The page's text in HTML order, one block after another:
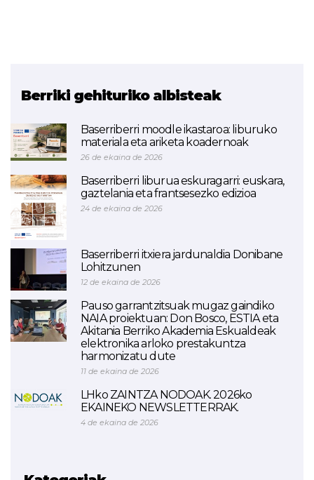
Berriki gehituriko albisteak
Baserriberri moodle ikastaroa: liburuko
materiala eta ariketa koadernoak
26 de ekaina de 2026
Baserriberri liburua eskuragarri: euskara,
gaztelania eta frantsesezko edizioa
24 de ekaina de 2026
Baserriberri itxiera jardunaldia Donibane
Lohitzunen
12 de ekaina de 2026
Pauso garrantzitsuak mugaz gaindiko
NAIA proiektuan: Don Bosco, ESTIA eta
Akitania Berriko Akademia Eskualdeak
elektronika arloko prestakuntza
harmonizatu dute
11 de ekaina de 2026
LHko ZAINTZA NODOAK. 2026ko
EKAINEKO NEWSLETTERRAK.
4 de ekaina de 2026